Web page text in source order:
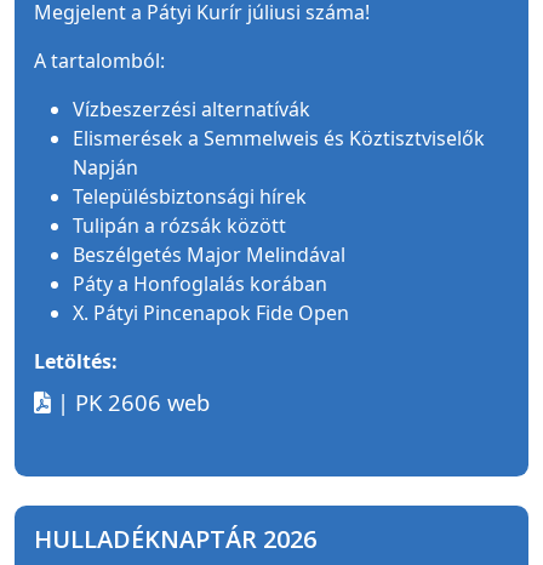
Megjelent a Pátyi Kurír júliusi száma!
A tartalomból:
Vízbeszerzési alternatívák
Elismerések a Semmelweis és Köztisztviselők
Napján
Településbiztonsági hírek
Tulipán a rózsák között
Beszélgetés Major Melindával
Páty a Honfoglalás korában
X. Pátyi Pincenapok Fide Open
Letöltés:
| PK 2606 web
HULLADÉKNAPTÁR 2026